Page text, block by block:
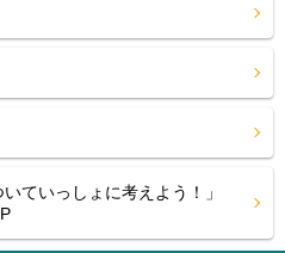
ていっしょに考えよう！」